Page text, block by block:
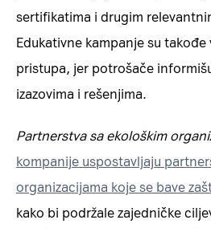
sertifikatima i drugim
Edukativne kampanje su takođe
pristupa, jer potrošače
izazovima i rešenjima.
Partnerstva sa ekološkim
kompanije uspostavljaju
organizacijama koje se bave
kako bi podržale zajedničke